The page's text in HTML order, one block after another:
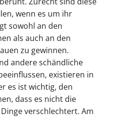
wenn es um ihr
sowohl an den
als auch an den
zu gewinnen.
andere schändliche
existieren in
es ist wichtig, den
dass es nicht die
verschlechtert. Am